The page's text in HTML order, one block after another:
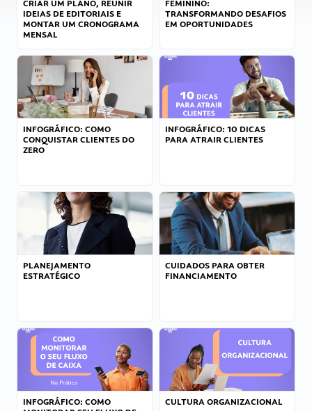
CRIAR UM PLANO, REUNIR
IDEIAS DE EDITORIAIS E
MONTAR UM CRONOGRAMA
MENSAL
FEMININO:
TRANSFORMANDO DESAFIOS
EM OPORTUNIDADES
INFOGRÁFICO: COMO
CONQUISTAR CLIENTES DO
ZERO
INFOGRÁFICO: 10 DICAS
PARA ATRAIR CLIENTES
PLANEJAMENTO
ESTRATÉGICO
CUIDADOS PARA OBTER
FINANCIAMENTO
INFOGRÁFICO: COMO
CULTURA ORGANIZACIONAL